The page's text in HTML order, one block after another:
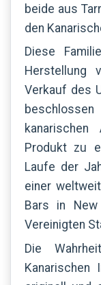
beide aus
den
Diese
Herstellung
Verkauf des
Produkt zu
Laufe der
einer
Bars in
Vereinigten
Die
Kanarischen